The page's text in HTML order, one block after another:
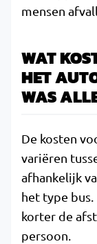
mensen
WAT
HET
WAS
De kosten
variëren
afhankelijk
het type
korter de
persoon.